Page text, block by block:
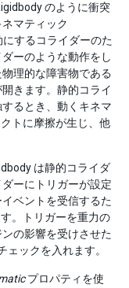
のように衝突
マティック
するコライダーのた
ーのような動作をし
理的な障害物である
きます。静的コライ
るとき、動くキネマ
トに摩擦が生じ、他
は静的コライダ
ーにトリガーが設定
ベントを受信するた
。トリガーを重力の
の影響を受けさせた
ェックを入れます。
プロパティを使